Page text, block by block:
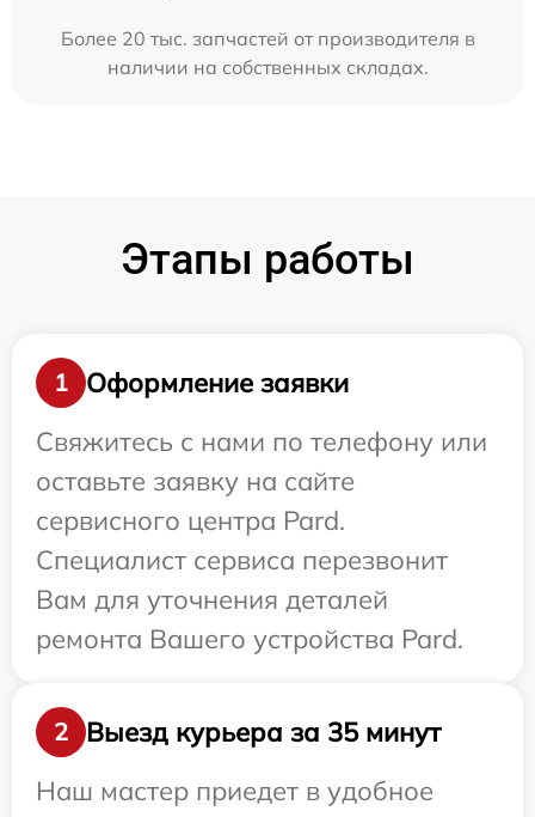
Более 20 тыс. запчастей от производителя в
наличии на собственных складах.
Этапы работы
1
Оформление заявки
Свяжитесь с нами по телефону или
оставьте заявку на сайте
сервисного центра Pard.
Специалист сервиса перезвонит
Вам для уточнения деталей
ремонта Вашего устройства Pard.
2
Выезд курьера за 35 минут
Наш мастер приедет в удобное